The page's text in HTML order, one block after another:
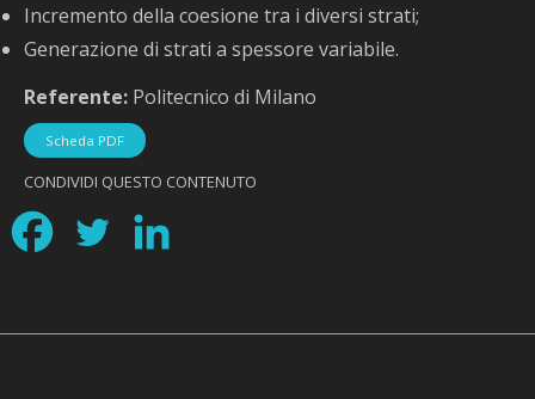
Incremento della coesione tra i diversi strati;
Generazione di strati a spessore variabile.
Referente: Politecnico di Milano
Scheda PDF
CONDIVIDI QUESTO CONTENUTO